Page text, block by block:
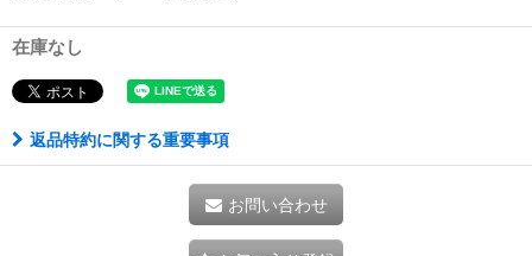
在庫なし
返品特約に関する重要事項
お問い合わせ